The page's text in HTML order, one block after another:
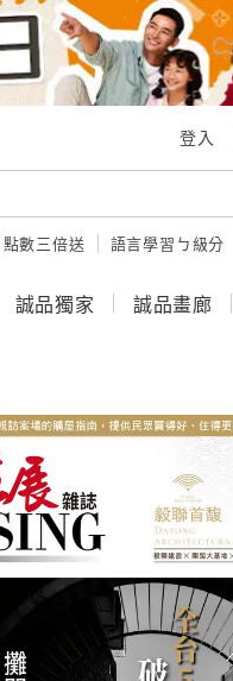
登入
數三倍送 語言學習ㄅ級分
誠品獨家 誠品畫廊